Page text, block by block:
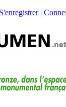
S'enregistrer|